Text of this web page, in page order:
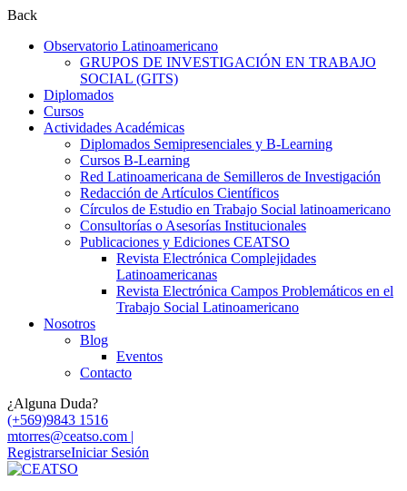
Back
Observatorio Latinoamericano
GRUPOS DE INVESTIGACIÓN EN TRABAJO
SOCIAL (GITS)
Diplomados
Cursos
Actividades Académicas
Diplomados Semipresenciales y B-Learning
Cursos B-Learning
Red Latinoamericana de Semilleros de Investigación
Redacción de Artículos Científicos
Círculos de Estudio en Trabajo Social latinoamericano
Consultorías o Asesorías Institucionales
Publicaciones y Ediciones CEATSO
Revista Electrónica Complejidades
Latinoamericanas
Revista Electrónica Campos Problemáticos en el
Trabajo Social Latinoamericano
Nosotros
Blog
Eventos
Contacto
¿Alguna Duda?
(+569)9843 1516
mtorres@ceatso.com |
RegistrarseIniciar Sesión